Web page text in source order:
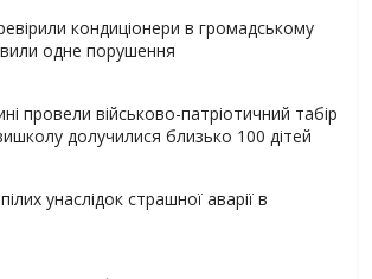
кондиціонери в громадському
одне порушення
провели військово-патріотичний табір
долучилися близько 100 дітей
унаслідок страшної аварії в